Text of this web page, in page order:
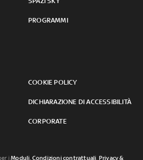
PROGRAMMI
COOKIE POLICY
DICHIARAZIONE DI ACCESSIBILITÀ
CORPORATE
iModuli, Condizioni contrattuali, Privacy &